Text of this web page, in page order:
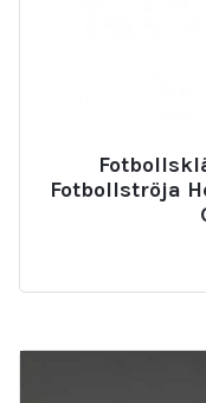
Fotbollströja